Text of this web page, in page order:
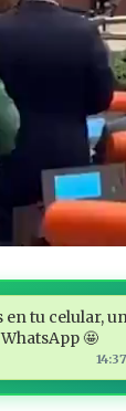
en tu celular,
🤩
14:37